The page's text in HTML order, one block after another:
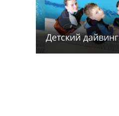
Детский дайв­­инг